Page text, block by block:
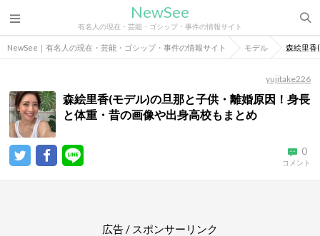
NewSee
有名人の現在・芸能・ゴシップ・事件の情報サイト
NewSee｜有名人の現在・芸能・ゴシップ・事件の情報サイト モデル 森絵里香
yujitake226
森絵里香(モデル)の旦那と子供・離婚原因！身長
と体重・昔の画像や出身高校もまとめ
0
コメント
広告 / スポンサーリンク